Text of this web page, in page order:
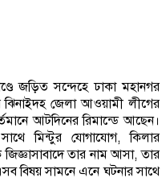
জড়িত সন্দেহে ঢাকা মহানগর
ঝিনাইদহ জেলা আওয়ামী লীগের
আটদিনের রিমান্ডে আছেন।
মিন্টুর যোগাযোগ, কিলার
তার নাম আসা, তার
বিষয় সামনে এনে ঘটনার সাথে